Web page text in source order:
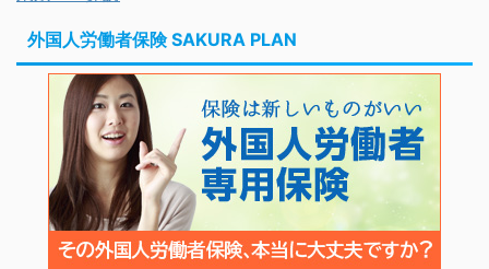
外国人労働者保険 SAKURA PLAN